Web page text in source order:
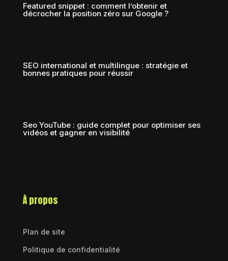
Featured snippet : comment l’obtenir et
décrocher la position zéro sur Google ?
SEO international et multilingue : stratégie et
bonnes pratiques pour réussir
Seo YouTube : guide complet pour optimiser ses
vidéos et gagner en visibilité
À propos
Plan de site
Politique de confidentialité